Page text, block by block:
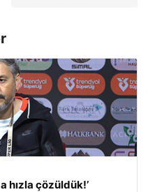
hızla çözüldük!’